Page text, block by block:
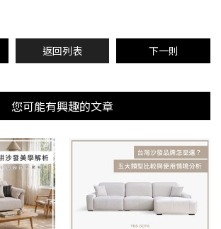
返回列表 下一則
您可能有興趣的文章